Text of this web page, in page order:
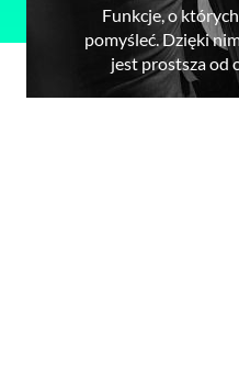
Funkcje, o
pomyśleć. Dzięki
jest prostsza od